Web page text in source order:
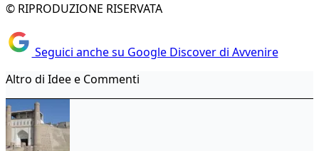
© RIPRODUZIONE RISERVATA
Seguici anche su Google Discover di Avvenire
Altro di Idee e Commenti